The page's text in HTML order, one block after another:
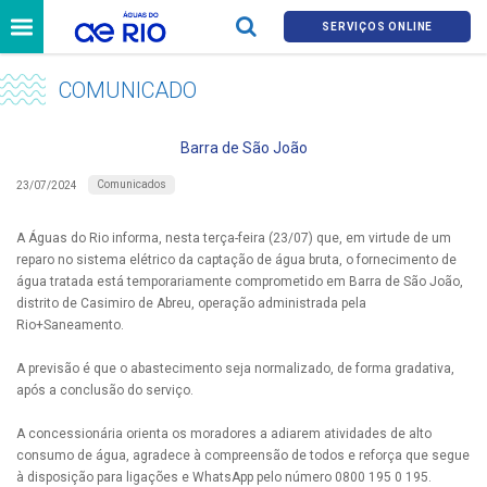
SERVIÇOS ONLINE
COMUNICADO
Barra de São João
23/07/2024 Comunicados
A Águas do Rio informa, nesta terça-feira (23/07) que, em virtude de um
reparo no sistema elétrico da captação de água bruta, o fornecimento de
água tratada está temporariamente comprometido em Barra de São João,
distrito de Casimiro de Abreu, operação administrada pela
Rio+Saneamento.
A previsão é que o abastecimento seja normalizado, de forma gradativa,
após a conclusão do serviço.
A concessionária orienta os moradores a adiarem atividades de alto
consumo de água, agradece à compreensão de todos e reforça que segue
à disposição para ligações e WhatsApp pelo número 0800 195 0 195.